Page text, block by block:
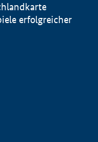
erfolgreicher